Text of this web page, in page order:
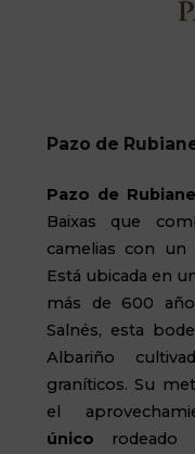
Pazo de
Pazo de
Baixas que
camelias con un
Está ubicada en
más de 600
Salnés, esta
Albariño
graníticos. Su
el
único rodeado